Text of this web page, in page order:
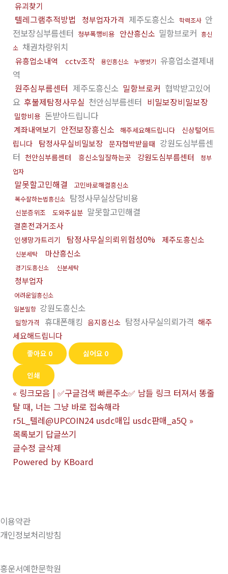
유괴찾기
텔레그램추적방법 청부업자가격 제주도흥신소 학력조사 안
전보장심부름센터 청부폭행비용 안산흥신소 밀항브로커 흥신
소 채권차량위치
유흥업소내역 cctv조작 용인흥신소 누명벗기 유흥업소결제내
역
원주심부름센터 제주도흥신소 밀항브로커 협박받고있어
요 후불제탐정사무실 천안심부름센터 비밀보장비밀보장
밀항비용 돈받아드립니다
계좌내역보기 안전보장흥신소 해주세요해드립니다
신상털어드
립니다
탐정사무실비밀보장 문자협박받을때 강원도심부름센
터 천안심부름센터 흥신소일잘하는곳 강원도심부름센터
청부
업자
말못할고민해결 고민바로해결흥신소
복수잘하는법흥신소 탐정사무실상담비용
신분증위조 도와주실분 말못할고민해결
결혼전과거조사
인생망가트리기 탐정사무실의뢰위험성0% 제주도흥신소
신분세탁 마산흥신소
경기도흥신소 신분세탁
청부업자
어려운일흥신소
일본밀항 강원도흥신소
밀항가격 휴대폰해킹 음지흥신소 탐정사무실의뢰가격 해주
세요해드립니다
좋아요 0 싫어요 0
인쇄
« 링크모음 | ✅구글검색 빠른주소✅ 남들 링크 터져서 똥줄
탈 때, 너는 그냥 바로 접속해라
r5L_텔레@UPCOIN24 usdc매입 usdc판매_a5Q »
목록보기 답글쓰기
글수정 글삭제
Powered by KBoard
이용약관
개인정보처리방침
홍운서예한문학원